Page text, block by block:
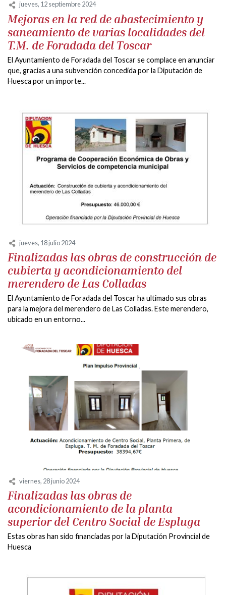
jueves, 12 septiembre 2024
Mejoras en la red de abastecimiento y
saneamiento de varias localidades del
T.M. de Foradada del Toscar
El Ayuntamiento de Foradada del Toscar se complace en anunciar
que, gracias a una subvención concedida por la Diputación de
Huesca por un importe...
jueves, 18 julio 2024
Finalizadas las obras de construcción de
cubierta y acondicionamiento del
merendero de Las Colladas
El Ayuntamiento de Foradada del Toscar ha ultimado sus obras
para la mejora del merendero de Las Colladas. Este merendero,
ubicado en un entorno...
viernes, 28 junio 2024
Finalizadas las obras de
acondicionamiento de la planta
superior del Centro Social de Espluga
Estas obras han sido financiadas por la Diputación Provincial de
Huesca